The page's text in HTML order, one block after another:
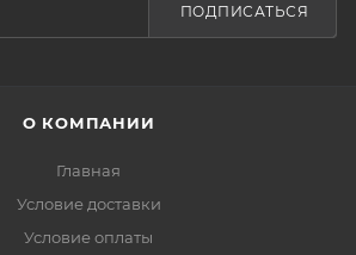
ПОДПИСАТЬСЯ
О КОМПАНИИ
Главная
Условие доставки
Условие оплаты